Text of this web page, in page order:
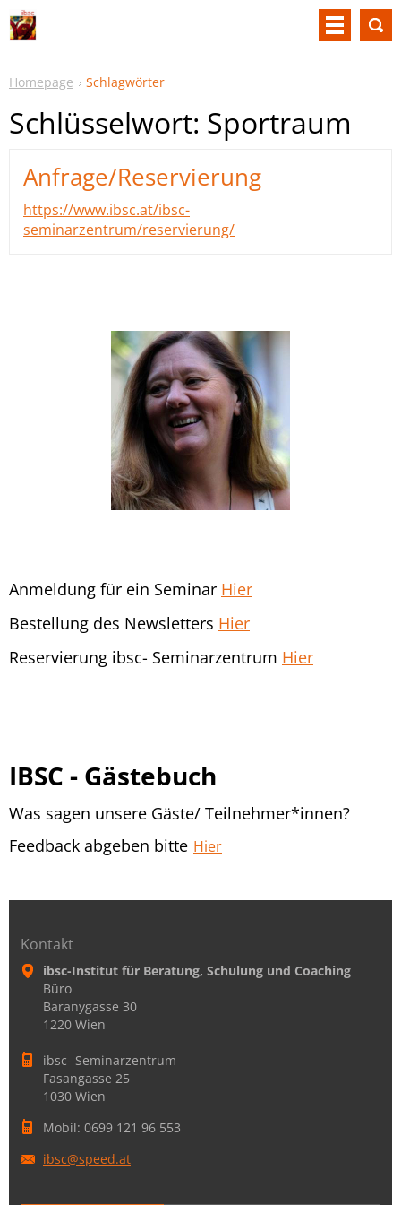
Homepage Schlagwörter
Schlüsselwort: Sportraum
Anfrage/Reservierung
https://www.ibsc.at/ibsc-
seminarzentrum/reservierung/
Anmeldung für ein Seminar Hier
Bestellung des Newsletters Hier
Reservierung ibsc- Seminarzentrum Hier
IBSC - Gästebuch
Was sagen unsere Gäste/ Teilnehmer*innen?
Feedback abgeben bitte Hier
Kontakt
ibsc-Institut für Beratung, Schulung und Coaching
Büro
Baranygasse 30
1220 Wien
ibsc- Seminarzentrum
Fasangasse 25
1030 Wien
Mobil: 0699 121 96 553
ibsc@speed.at